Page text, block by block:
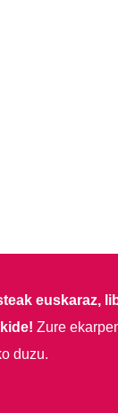
euskaraz,
Zure
duzu.